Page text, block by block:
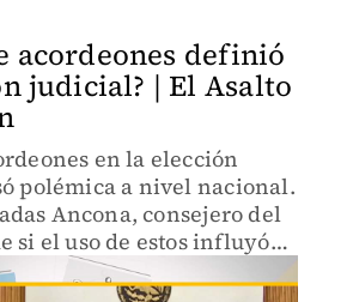
acordeones definió
judicial? | El Asalto
en la elección
polémica a nivel nacional.
Ancona, consejero del
si el uso de estos influyó